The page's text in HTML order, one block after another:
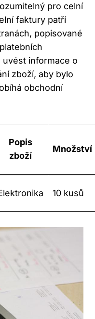
pro celní
faktury patří
popisované
uvést informace o
zboží, aby bylo
obchodní
Popis
zboží
Množství
10 kusů